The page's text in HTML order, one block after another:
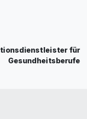
für
Gesundheitsberufe